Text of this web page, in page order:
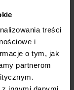
treści
i
o tym, jak
partnerom
świetnie
ostrza
skutecznie